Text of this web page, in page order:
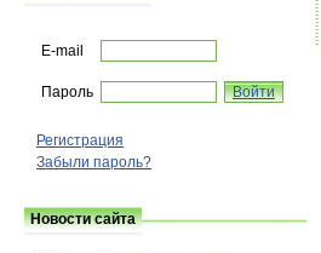
E-mail
Пароль
Регистрация
Забыли пароль?
Новости сайта